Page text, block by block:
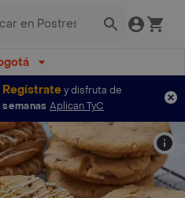
Regístratey disfruta de
Aplican TyC